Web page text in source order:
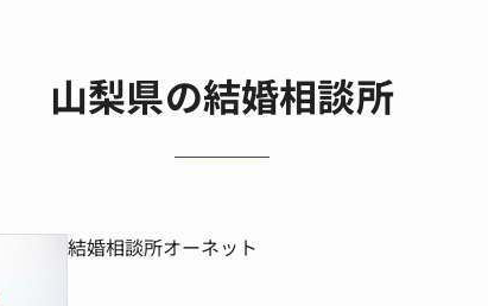
山梨県の結婚相談所
結婚相談所オーネット